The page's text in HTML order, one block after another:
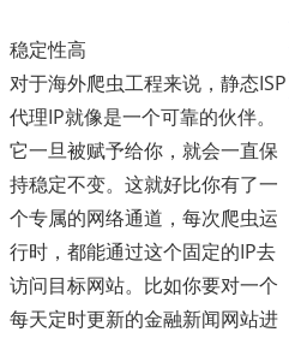
稳定性高
对于海外爬虫工程来说，静态ISP
代理IP就像是一个可靠的伙伴。
它一旦被赋予给你，就会一直保
持稳定不变。这就好比你有了一
个专属的网络通道，每次爬虫运
行时，都能通过这个固定的IP去
访问目标网站。比如你要对一个
每天定时更新的金融新闻网站进